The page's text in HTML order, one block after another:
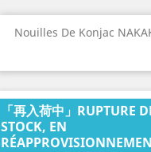
Nouilles De Konjac
「再入荷中」RUPTURE
STOCK, EN